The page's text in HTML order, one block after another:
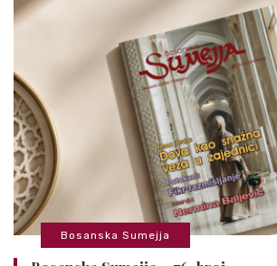
Bosanska Sumejja